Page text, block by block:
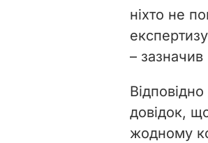
ніхто не
– зазначив
довідок,
жодному